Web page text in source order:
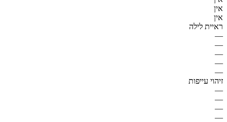
אין
אין
ראיית לילה
—
—
—
—
—
זיהוי עייפות
—
—
—
—